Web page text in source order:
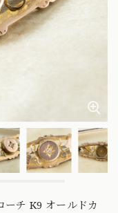
ーチ K9 オールドカ